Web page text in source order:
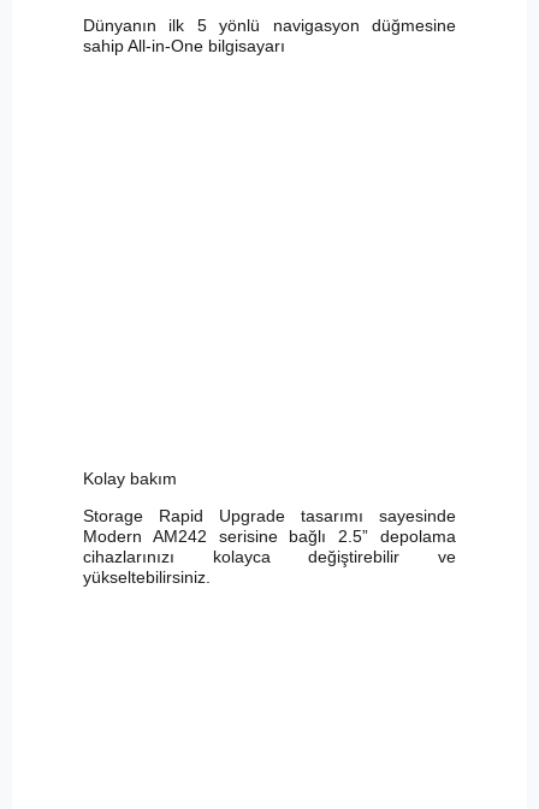
Dünyanın ilk 5 yönlü navigasyon düğmesine
sahip All-in-One bilgisayarı
Kolay bakım
Storage Rapid Upgrade tasarımı sayesinde
Modern AM242 serisine bağlı 2.5” depolama
cihazlarınızı kolayca değiştirebilir ve
yükseltebilirsiniz.